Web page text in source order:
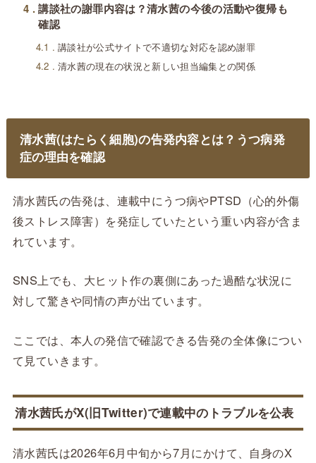
4
講談社の謝罪内容は？清水茜の今後の活動や復帰も
確認
4.1
講談社が公式サイトで不適切な対応を認め謝罪
4.2
清水茜の現在の状況と新しい担当編集との関係
清水茜(はたらく細胞)の告発内容とは？うつ病発
症の理由を確認
清水茜氏の告発は、連載中にうつ病やPTSD（心的外傷
後ストレス障害）を発症していたという重い内容が含ま
れています。
SNS上でも、大ヒット作の裏側にあった過酷な状況に
対して驚きや同情の声が出ています。
ここでは、本人の発信で確認できる告発の全体像につい
て見ていきます。
清水茜氏がX(旧Twitter)で連載中のトラブルを公表
清水茜氏は2026年6月中旬から7月にかけて、自身のX